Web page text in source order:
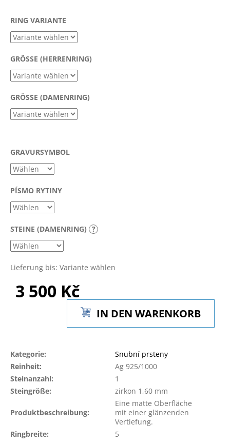
RING VARIANTE
GRÖSSE (HERRENRING)
GRÖSSE (DAMENRING)
GRAVURSYMBOL
PÍSMO RYTINY
STEINE (DAMENRING) ?
Lieferung bis: Variante wählen
3 500 Kč
IN DEN WARENKORB
Kategorie:
Snubní prsteny
Reinheit:
Ag 925/1000
Steinanzahl:
1
Steingröße: zirkon 1,60 mm
Produktbeschreibung:
Eine matte Oberfläche
mit einer glänzenden
Vertiefung.
Ringbreite: 5
SUCHEN
W
i
r
e
f
e
h
l
e
n